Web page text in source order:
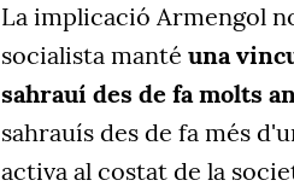
La implicació Armengol
socialista manté una
sahrauí des de fa molts
sahrauís des de fa més
activa al costat de la